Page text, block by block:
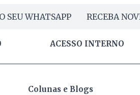
SEU WHATSAPP RECEBA
ACESSO INTERNO
Colunas e Blogs